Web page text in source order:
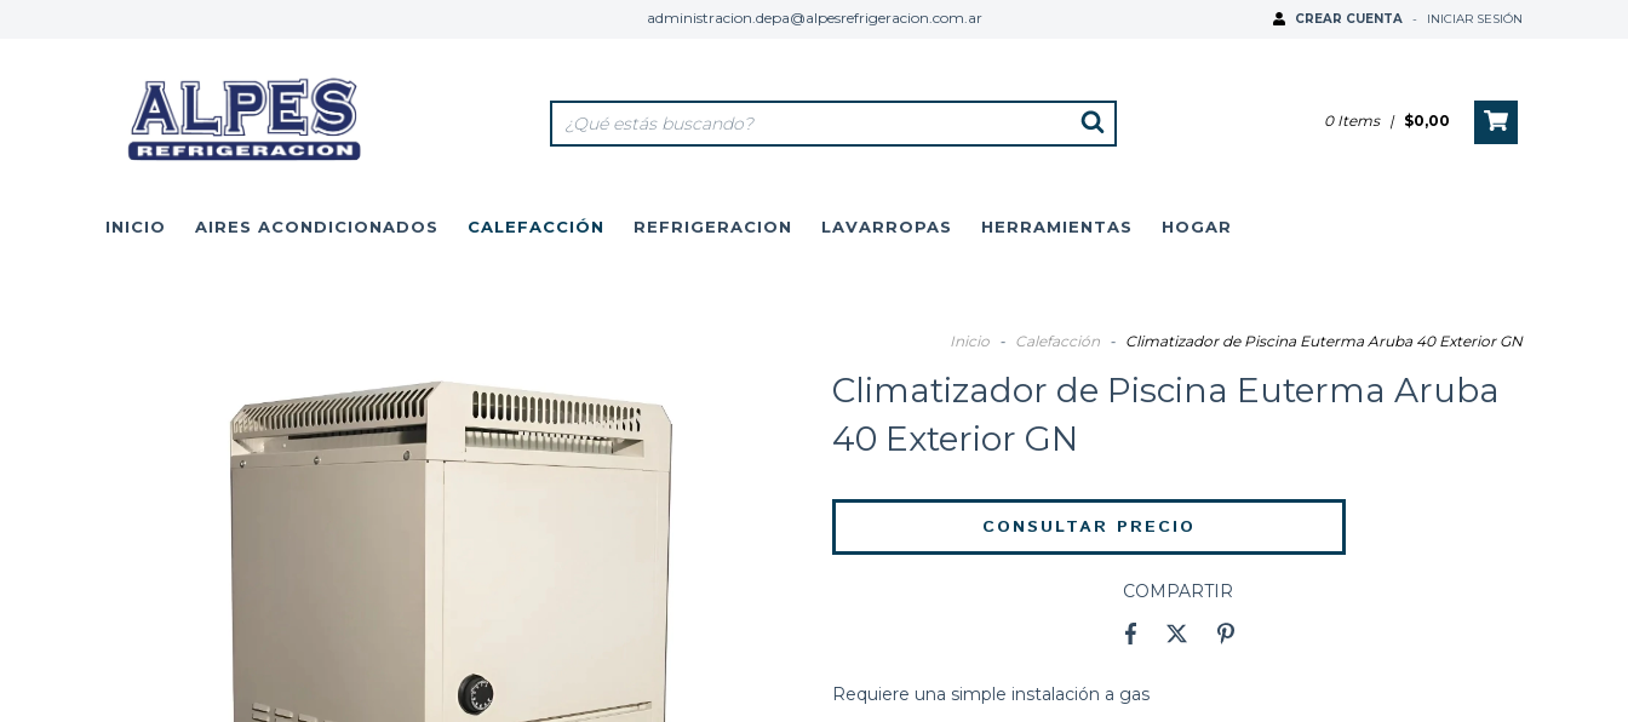
administracion.depa@alpesrefrigeracion.com.ar CREAR CUENTA - INICIAR SESIÓN
0 Items | $0,00
INICIO AIRES ACONDICIONADOS CALEFACCIÓN REFRIGERACION LAVARROPAS HERRAMIENTAS HOGAR
Inicio - Calefacción - Climatizador de Piscina Euterma Aruba 40 Exterior GN
Climatizador de Piscina Euterma Aruba
40 Exterior GN
COMPARTIR
Requiere una simple instalación a gas